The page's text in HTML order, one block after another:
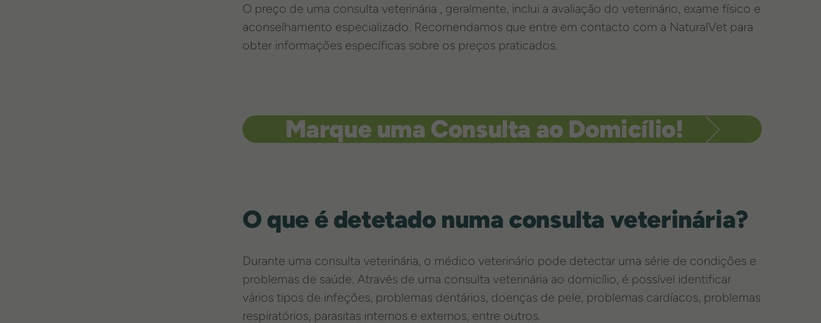
O preço de uma consulta veterinária , geralmente, inclui a avaliação do veterinário, exame físico e
aconselhamento especializado. Recomendamos que entre em contacto com a NaturalVet para
obter informações específicas sobre os preços praticados.
Marque uma Consulta ao Domicílio!
O que é detetado numa consulta veterinária?
Durante uma consulta veterinária, o médico veterinário pode detectar uma série de condições e
problemas de saúde. Através de uma consulta veterinária ao domicílio, é possível identificar
vários tipos de infeções, problemas dentários, doenças de pele, problemas cardíacos, problemas
respiratórios, parasitas internos e externos, entre outros.